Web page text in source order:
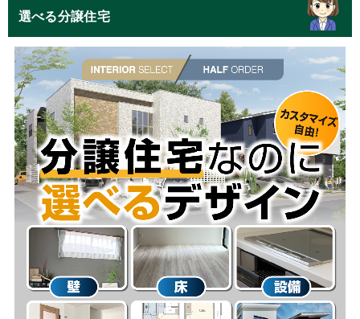
選べる分譲住宅